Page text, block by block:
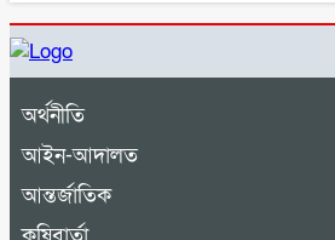
অর্থনীতি
আইন-আদালত
আন্তর্জাতিক